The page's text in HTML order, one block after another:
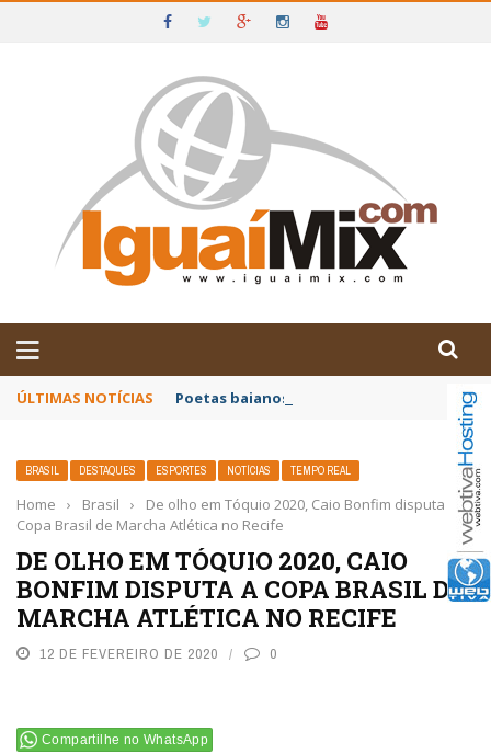
IGUAÍ E SUDOESTE DA BAHIA
ÚLTIMAS NOTÍCIAS Poetas baianos representam o Brasil no
BRASIL DESTAQUES ESPORTES NOTÍCIAS TEMPO REAL
Home › Brasil ›
De olho em Tóquio 2020, Caio Bonfim disputa a
Copa Brasil de Marcha Atlética no Recife
DE OLHO EM TÓQUIO 2020, CAIO
BONFIM DISPUTA A COPA BRASIL DE
MARCHA ATLÉTICA NO RECIFE
12 DE FEVEREIRO DE 2020 0
Compartilhe no WhatsApp